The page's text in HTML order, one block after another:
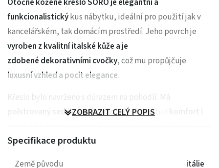
funkcionalistickýkus nábytku, ideální pro použití jak v
kancelářském, tak domácím prostředí. Jeho povrch je
vyroben z kvalitní italské kůže a je
zdobené dekorativními cvočky, což mu propůjčuje
luxusní vzhled a pocit elegance.
Křeslo bylo navrženo s důrazem na pohodlí. Má
polstrovaný sedák a opěradlo, které zajišťují
přidávají k celkovému komfortu křesla.
Otočný mechanismus
umožňuje křeslu plynulé otáčení o
ZOBRAZIT CELÝ POPIS
Specifikace produktu
Země původu
itálie